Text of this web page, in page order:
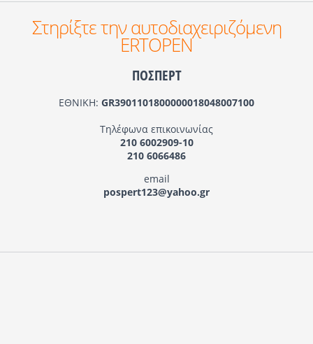
Στηρίξτε την αυτοδιαχειριζόμενη
ERTOPEN
ΠΟΣΠΕΡΤ
ΕΘΝΙΚΗ: GR3901101800000018048007100
Τηλέφωνα επικοινωνίας
210 6002909-10
210 6066486
email
pospert123@yahoo.gr